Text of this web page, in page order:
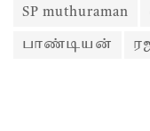
SP muthuraman
பாண்டியன்